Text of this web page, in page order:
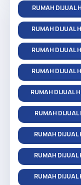
RUMAH DIJUAL
RUMAH DIJUAL
RUMAH DIJUAL
RUMAH DIJUAL
RUMAH DIJUAL
RUMAH DIJUAL
RUMAH DIJUAL
RUMAH DIJUAL
RUMAH DIJUAL